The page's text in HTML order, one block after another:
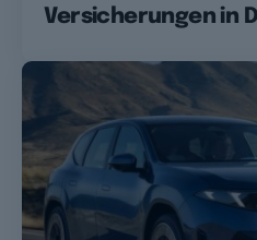
Versicherungen in